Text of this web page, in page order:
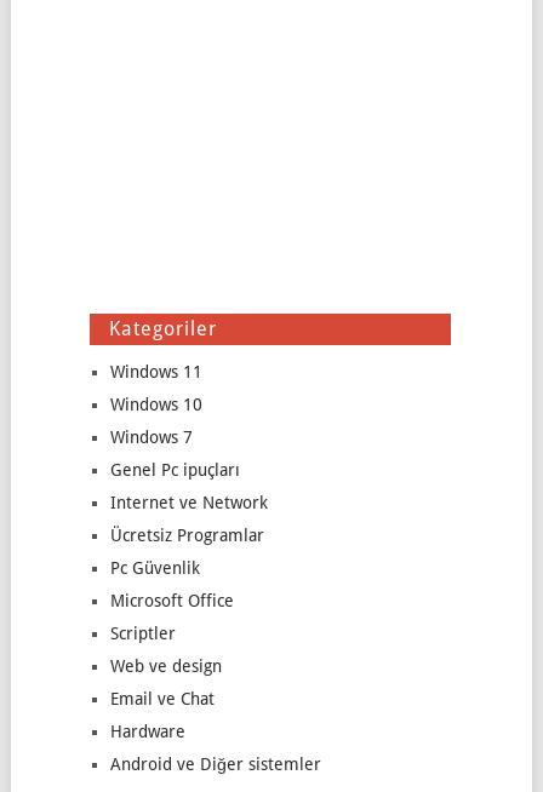
Kategoriler
Windows 11
Windows 10
Windows 7
Genel Pc ipuçları
Internet ve Network
Ücretsiz Programlar
Pc Güvenlik
Microsoft Office
Scriptler
Web ve design
Email ve Chat
Hardware
Android ve Diğer sistemler